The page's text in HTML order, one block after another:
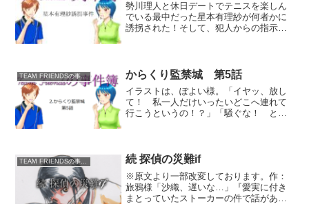
勢川理人と休日デートでテニスを楽しん
でいる最中だった星本有理紗が何者かに
誘拐された！そして、犯人からの指示で
とクライアントが待つクル...
TEAM FRIENDSの事件簿 からくり監禁城 第5話
イラストは、ぽよい様。「イヤッ、放し
て！ 私一人だけいったいどこへ連れて
行こうというの！？」「騒ぐな！ とっ
を、戦闘員によって一人寂...
続 探偵の災難if
※原文より一部改変しております。作：
旅鴉様「沙織、遅いな…」『愛実に付き
まとっていたストーカーの件で話があ